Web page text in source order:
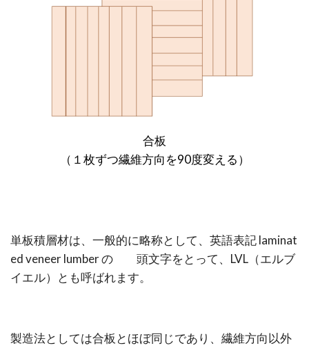
合板
（１枚ずつ繊維方向を90度変える）
単板積層材は、一般的に略称として、英語表記 laminat
ed veneer lumber の 頭文字をとって、LVL（エルブ
イエル）とも呼ばれます。
製造法としては合板とほぼ同じであり、繊維方向以外